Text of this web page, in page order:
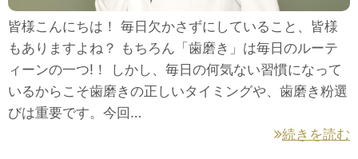
皆様こんにちは！ 毎日欠かさずにしていること、皆様
もありますよね？ もちろん「歯磨き」は毎日のルーテ
ィーンの一つ!！ しかし、毎日の何気ない習慣になって
いるからこそ歯磨きの正しいタイミングや、歯磨き粉選
びは重要です。今回…
続きを読む